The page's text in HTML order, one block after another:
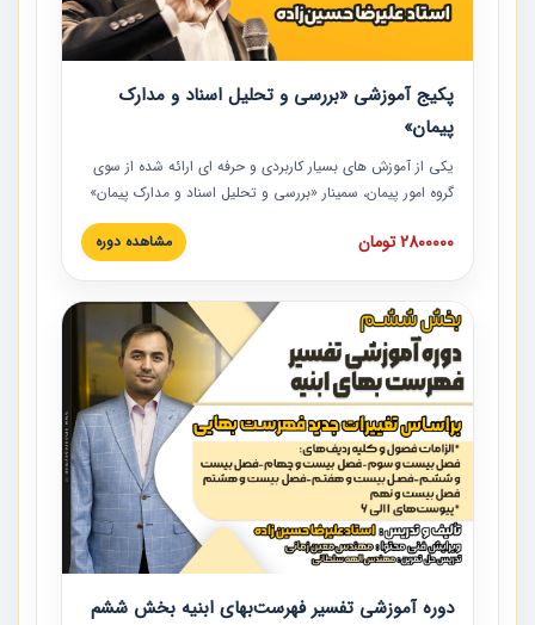
پکیج آموزشی «بررسی و تحلیل اسناد و مدارک
پیمان»
یکی از آموزش‏‏‏‏‏‏ های بسیار کاربردی و حرفه‏ ای ارائه شده از سوی
گروه امور پیمان، سمینار «بررسی و تحلیل اسناد و مدارک پیمان»
است که در دانشگاه صنعتی شریف ارائه شد. در این آموزش
نکات کلیدی مربوط به اسناد و مدارک پیمان، اولویت بندی اسناد
پیمان به همراه تجربیات عملی در این خصوص ارائه شده است.
2800000 تومان مشاهده دوره
دوره آموزشی تفسیر فهرست‌بهای ابنیه بخش ششم